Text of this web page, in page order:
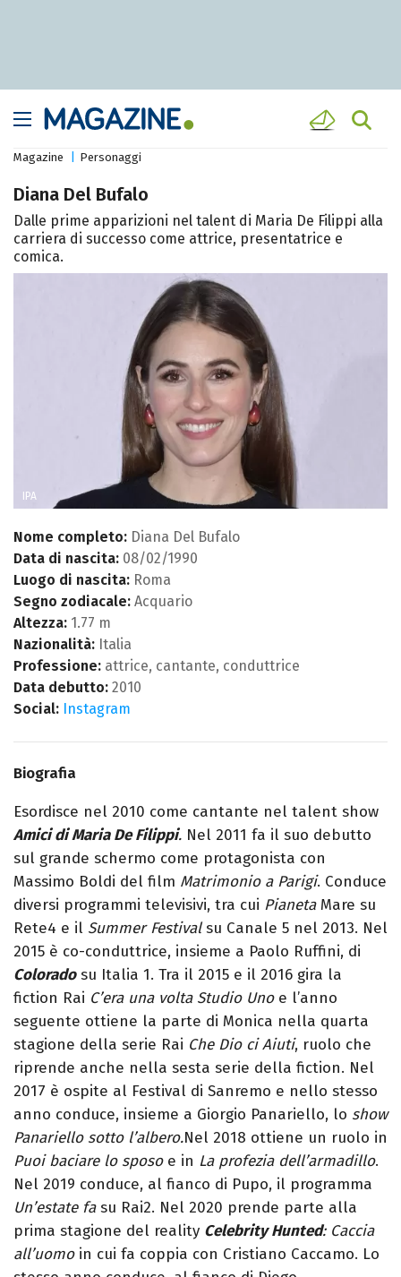
Magazine Personaggi
Diana Del Bufalo
Dalle prime apparizioni nel talent di Maria De Filippi alla
carriera di successo come attrice, presentatrice e
comica.
IPA
Nome completo: Diana Del Bufalo
Data di nascita: 08/02/1990
Luogo di nascita: Roma
Segno zodiacale: Acquario
Altezza: 1.77 m
Nazionalità: Italia
Professione: attrice, cantante, conduttrice
Data debutto: 2010
Social: Instagram
Biografia
Esordisce nel 2010 come cantante nel talent show
Amici di Maria De Filippi. Nel 2011 fa il suo debutto
sul grande schermo come protagonista con
Massimo Boldi del film Matrimonio a Parigi. Conduce
diversi programmi televisivi, tra cui PianetaMare su
Rete4 e il Summer Festivalsu Canale 5 nel 2013. Nel
2015 è co-conduttrice, insieme a Paolo Ruffini, di
Coloradosu Italia 1. Tra il 2015 e il 2016 gira la
fiction Rai C’era una volta Studio Uno e l’anno
seguente ottiene la parte di Monica nella quarta
stagione della serie Rai Che Dio ci Aiuti, ruolo che
riprende anche nella sesta serie della fiction. Nel
2017 è ospite al Festival di Sanremo e nello stesso
anno conduce, insieme a Giorgio Panariello, lo show
Panariello sotto l’albero.Nel 2018 ottiene un ruolo in
Puoi baciare lo sposoe in La profezia dell’armadillo.
Nel 2019 conduce, al fianco di Pupo, il programma
Un’estate fasu Rai2. Nel 2020 prende parte alla
prima stagione del reality Celebrity Hunted: Caccia
all’uomoin cui fa coppia con Cristiano Caccamo. Lo